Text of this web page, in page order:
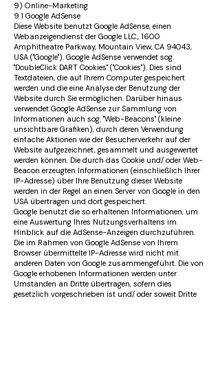
9) Online-Marketing
9.1 Google AdSense
Diese Website benutzt Google AdSense, einen
Webanzeigendienst der Google LLC., 1600
Amphitheatre Parkway, Mountain View, CA 94043,
USA ("Google"). Google AdSense verwendet sog.
"DoubleClick DART Cookies" ("Cookies"). Dies sind
Textdateien, die auf Ihrem Computer gespeichert
werden und die eine Analyse der Benutzung der
Website durch Sie ermöglichen. Darüber hinaus
verwendet Google AdSense zur Sammlung von
Informationen auch sog. "Web-Beacons" (kleine
unsichtbare Grafiken), durch deren Verwendung
einfache Aktionen wie der Besucherverkehr auf der
Website aufgezeichnet, gesammelt und ausgewertet
werden können. Die durch das Cookie und/ oder Web-
Beacon erzeugten Informationen (einschließlich Ihrer
IP-Adresse) über Ihre Benutzung dieser Website
werden in der Regel an einen Server von Google in den
USA übertragen und dort gespeichert.
Google benutzt die so erhaltenen Informationen, um
eine Auswertung Ihres Nutzungsverhaltens im
Hinblick auf die AdSense-Anzeigen durchzuführen.
Die im Rahmen von Google AdSense von Ihrem
Browser übermittelte IP-Adresse wird nicht mit
anderen Daten von Google zusammengeführt. Die von
Google erhobenen Informationen werden unter
Umständen an Dritte übertragen, sofern dies
gesetzlich vorgeschrieben ist und/ oder soweit Dritte